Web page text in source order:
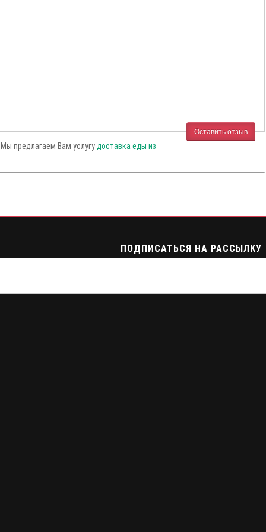
Оставить отзыв
предлагаем Вам услугу доставка еды из
ПОДПИСАТЬСЯ НА РАССЫЛКУ